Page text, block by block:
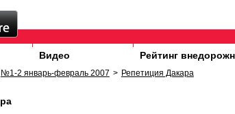
Видео Рейтинг
№1-2 январь-февраль 2007 > Репетиция Дакара